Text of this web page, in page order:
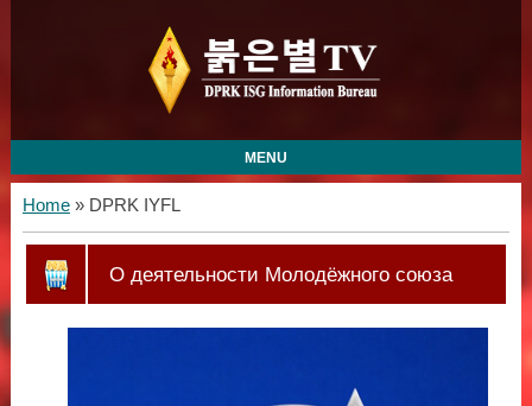
MENU
Home » DPRK IYFL
О деятельности Молодёжного союза